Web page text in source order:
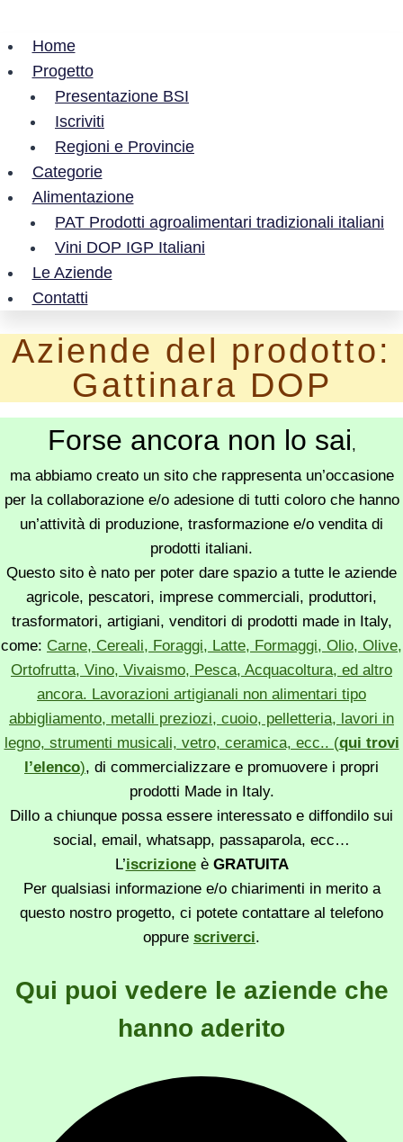
Home
Progetto
Presentazione BSI
Iscriviti
Regioni e Provincie
Categorie
Alimentazione
PAT Prodotti agroalimentari tradizionali italiani
Vini DOP IGP Italiani
Le Aziende
Contatti
Aziende del prodotto:
Gattinara DOP
Forse ancora non lo sai,
ma abbiamo creato un sito che rappresenta un’occasione
per la collaborazione e/o adesione di tutti coloro che hanno
un’attività di produzione, trasformazione e/o vendita di
prodotti italiani.
Questo sito è nato per poter dare spazio a tutte le aziende
agricole, pescatori, imprese commerciali, produttori,
trasformatori, artigiani, venditori di prodotti made in Italy,
come: Carne, Cereali, Foraggi, Latte, Formaggi, Olio, Olive,
Ortofrutta, Vino, Vivaismo, Pesca, Acquacoltura, ed altro
ancora. Lavorazioni artigianali non alimentari tipo
abbigliamento, metalli preziozi, cuoio, pelletteria, lavori in
legno, strumenti musicali, vetro, ceramica, ecc.. (qui trovi
l’elenco), di commercializzare e promuovere i propri
prodotti Made in Italy.
Dillo a chiunque possa essere interessato e diffondilo sui
social, email, whatsapp, passaparola, ecc…
L’iscrizioneè GRATUITA
Per qualsiasi informazione e/o chiarimenti in merito a
questo nostro progetto, ci potete contattare al telefono
oppure scriverci.
Qui puoi vedere le aziende che
hanno aderito